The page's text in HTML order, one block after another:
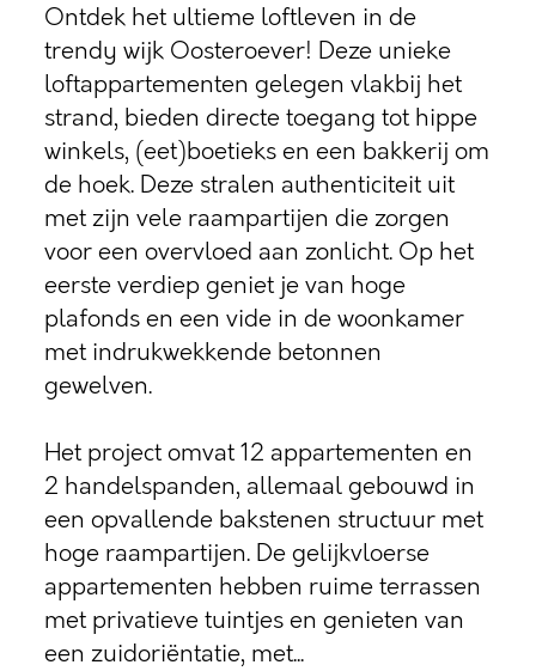
Ontdek het ultieme loftleven in de
trendy wijk Oosteroever! Deze unieke
loftappartementen gelegen vlakbij het
strand, bieden directe toegang tot hippe
winkels, (eet)boetieks en een bakkerij om
de hoek. Deze stralen authenticiteit uit
met zijn vele raampartijen die zorgen
voor een overvloed aan zonlicht. Op het
eerste verdiep geniet je van hoge
plafonds en een vide in de woonkamer
met indrukwekkende betonnen
gewelven.
Het project omvat 12 appartementen en
2 handelspanden, allemaal gebouwd in
een opvallende bakstenen structuur met
hoge raampartijen. De gelijkvloerse
appartementen hebben ruime terrassen
met privatieve tuintjes en genieten van
een zuidoriëntatie, met...